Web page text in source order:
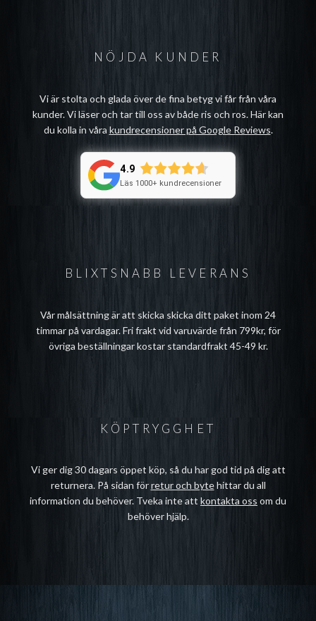
BLIXTSNABB LEVERANS
Vår målsättning är att skicka skicka ditt paket inom 24
timmar på vardagar. Fri frakt vid varuvärde från 799kr, för
övriga beställningar kostar standardfrakt 45-49 kr.
NÖJDA KUNDER
Vi är stolta och glada över de fina betyg vi får från våra
kunder. Vi läser och tar till oss av både ris och ros. Här kan
du kolla in våra kundrecensioner på Google Reviews.
4.9
Läs 1000+ kundrecensioner
KÖPTRYGGHET
Vi ger dig 30 dagars öppet köp, så du har god tid på dig att
returnera. På sidan förretur och bytehittar du all
information du behöver. Tveka inte att kontakta oss om du
behöver hjälp.